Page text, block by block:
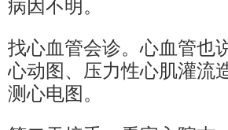
病因不明。
找心血管会诊。心血管也
心动图、压力性心肌灌流
测心电图。